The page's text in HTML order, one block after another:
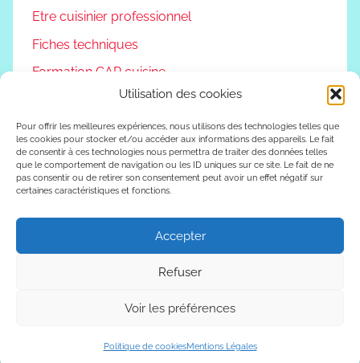
Utilisation des cookies
Pour offrir les meilleures expériences, nous utilisons des technologies telles que
les cookies pour stocker et/ou accéder aux informations des appareils. Le fait
de consentir à ces technologies nous permettra de traiter des données telles
que le comportement de navigation ou les ID uniques sur ce site. Le fait de ne
pas consentir ou de retirer son consentement peut avoir un effet négatif sur
certaines caractéristiques et fonctions.
Accepter
Refuser
Voir les préférences
Politique de cookiesMentions Légales
Etre cuisinier professionnel
Fiches techniques
Formation CAP cuisine
Podcast
Reconversion professionnelle
Vivre autrement